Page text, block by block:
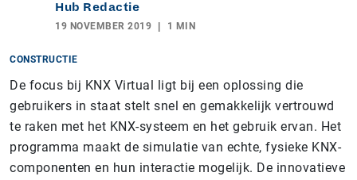
Hub Redactie
19 NOVEMBER 2019 1 MIN
CONSTRUCTIE
De focus bij KNX Virtual ligt bij een oplossing die
gebruikers in staat stelt snel en gemakkelijk vertrouwd
te raken met het KNX-systeem en het gebruik ervan. Het
programma maakt de simulatie van echte, fysieke KNX-
componenten en hun interactie mogelijk. De innovatieve